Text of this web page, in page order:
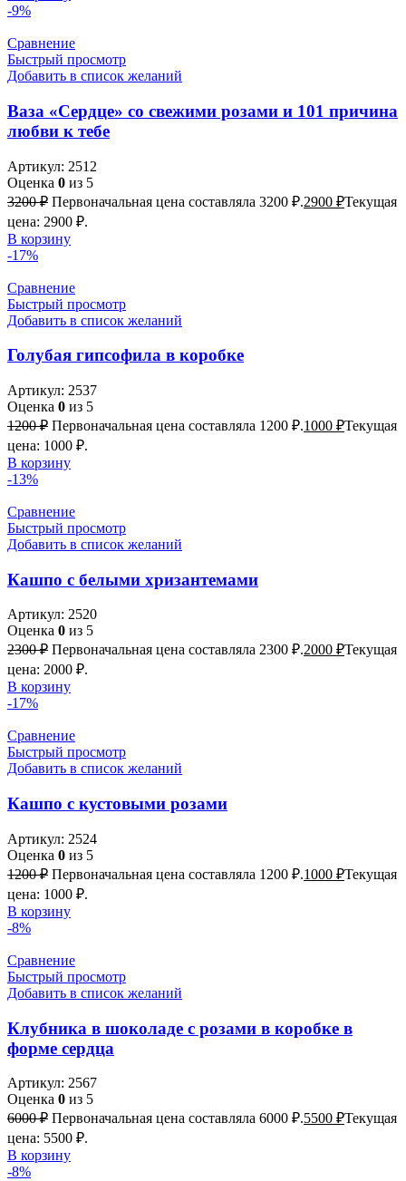
-9%
Сравнение
Быстрый просмотр
Добавить в список желаний
Ваза «Сердце» со свежими розами и 101 причина
любви к тебе
Артикул: 2512
Оценка 0 из 5
3200₽ Первоначальная цена составляла 3200 ₽.2900 ₽Текущая
цена: 2900 ₽.
В корзину
-17%
Сравнение
Быстрый просмотр
Добавить в список желаний
Голубая гипсофила в коробке
Артикул: 2537
Оценка 0 из 5
1200₽ Первоначальная цена составляла 1200 ₽.1000 ₽Текущая
цена: 1000 ₽.
В корзину
-13%
Сравнение
Быстрый просмотр
Добавить в список желаний
Кашпо с белыми хризантемами
Артикул: 2520
Оценка 0 из 5
2300₽ Первоначальная цена составляла 2300 ₽.2000 ₽Текущая
цена: 2000 ₽.
В корзину
-17%
Сравнение
Быстрый просмотр
Добавить в список желаний
Кашпо с кустовыми розами
Артикул: 2524
Оценка 0 из 5
1200₽ Первоначальная цена составляла 1200 ₽.1000 ₽Текущая
цена: 1000 ₽.
В корзину
-8%
Сравнение
Быстрый просмотр
Добавить в список желаний
Клубника в шоколаде с розами в коробке в
форме сердца
Артикул: 2567
Оценка 0 из 5
6000₽ Первоначальная цена составляла 6000 ₽.5500 ₽Текущая
цена: 5500 ₽.
В корзину
-8%